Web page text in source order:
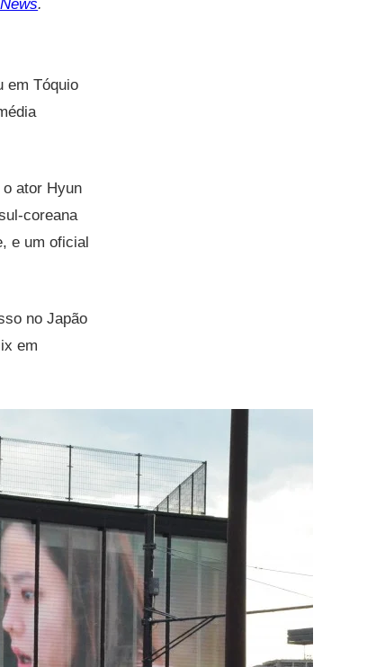
.
em Tóquio
ator Hyun
coreana
e um oficial
no Japão
em